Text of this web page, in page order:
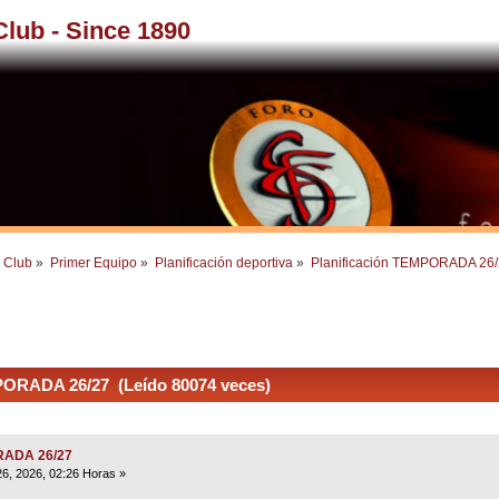
- Since 1890
Club» Primer Equipo» Planificación deportiva » Planificación TEMPORADA
26/27 (Leído 80074 veces)
26/27
2026, 02:26 Horas »